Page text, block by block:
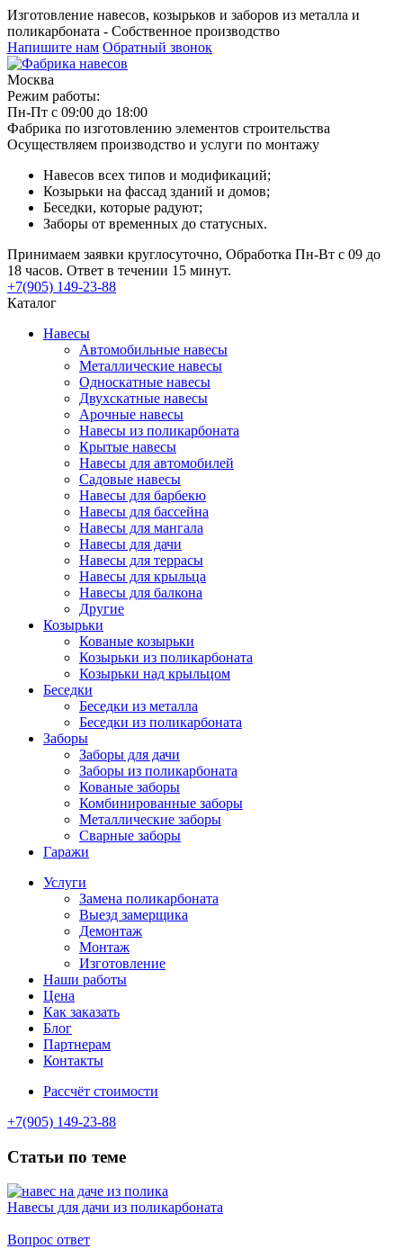
Изготовление навесов, козырьков и заборов из металла и
поликарбоната - Собственное производство
Напишите нам Обратный звонок
Москва
Режим работы:
Пн-Пт с 09:00 до 18:00
Фабрика по изготовлению элементов строительства
Осуществляем производство и услуги по монтажу
Навесов всех типов и модификаций;
Козырьки на фассад зданий и домов;
Беседки, которые радуют;
Заборы от временных до статусных.
Принимаем заявки круглосуточно, Обработка Пн-Вт с 09 до
18 часов. Ответ в течении 15 минут.
+7(905) 149-23-88
Каталог
Навесы
Автомобильные навесы
Металлические навесы
Односкатные навесы
Двухскатные навесы
Арочные навесы
Навесы из поликарбоната
Крытые навесы
Навесы для автомобилей
Садовые навесы
Навесы для барбекю
Навесы для бассейна
Навесы для мангала
Навесы для дачи
Навесы для террасы
Навесы для крыльца
Навесы для балкона
Другие
Козырьки
Кованые козырьки
Козырьки из поликарбоната
Козырьки над крыльцом
Беседки
Беседки из металла
Беседки из поликарбоната
Заборы
Заборы для дачи
Заборы из поликарбоната
Кованые заборы
Комбинированные заборы
Металлические заборы
Сварные заборы
Гаражи
Услуги
Замена поликарбоната
Выезд замерщика
Демонтаж
Монтаж
Изготовление
Наши работы
Цена
Как заказать
Блог
Партнерам
Контакты
Рассчёт стоимости
+7(905) 149-23-88
Статьи по теме
Навесы для дачи из поликарбоната
Вопрос ответ